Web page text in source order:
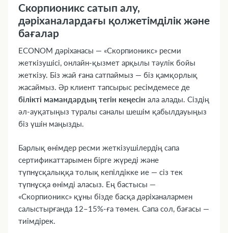
Скорпионикс сатып алу,
дәріханалардағы қолжетімділік және
бағалар
ECONOM дәріханасы — «Скорпионикс» ресми
жеткізушісі, онлайн-қызмет арқылы тәулік бойы
жеткізу. Біз жай ғана сатпаймыз — біз қамқорлық
жасаймыз. Әр клиент тапсырыс ресімдемесе де
білікті мамандардың тегін кеңесін ала алады. Сіздің
әл-ауқатыңыз туралы саналы шешім қабылдауыңыз
біз үшін маңызды.
Барлық өнімдер ресми жеткізушілердің сапа
сертификаттарымен бірге жүреді және
түпнұсқалыққа толық кепілдікке ие — сіз тек
түпнұсқа өнімді аласыз. Ең бастысы —
«Скорпионикс» құны бізде басқа дәріханалармен
салыстырғанда 12–15%-ға төмен. Сапа сол, бағасы —
тиімдірек.